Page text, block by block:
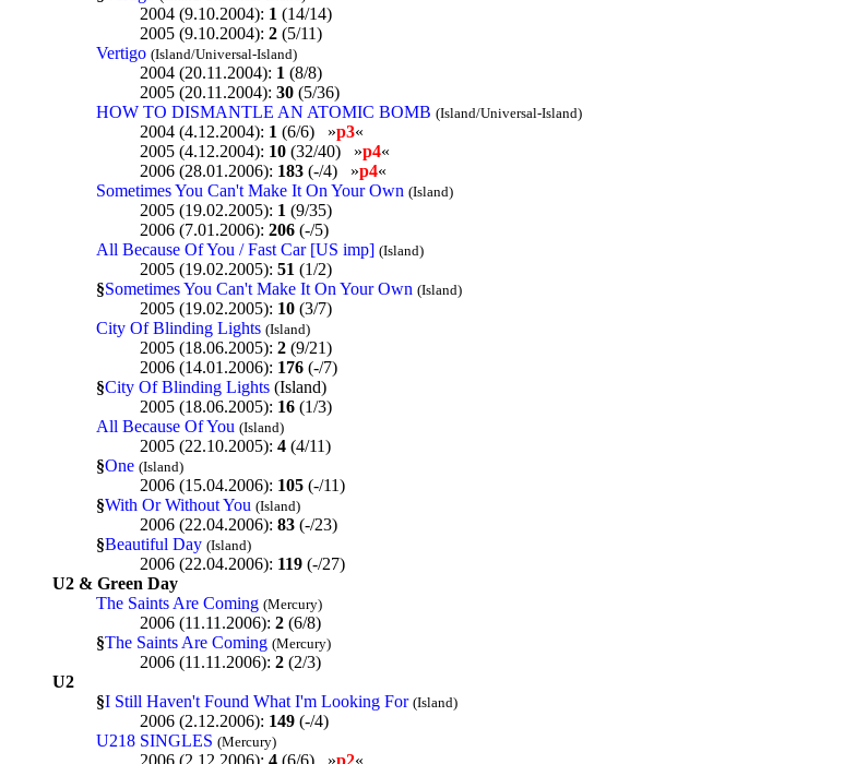
2004 (9.10.2004): 1 (14/14)
2005 (9.10.2004): 2 (5/11)
Vertigo (Island/Universal-Island)
2004 (20.11.2004): 1 (8/8)
2005 (20.11.2004): 30 (5/36)
HOW TO DISMANTLE AN ATOMIC BOMB (Island/Universal-Island)
2004 (4.12.2004): 1 (6/6) »p3«
2005 (4.12.2004): 10 (32/40) »p4«
2006 (28.01.2006): 183 (-/4) »p4«
Sometimes You Can't Make It On Your Own (Island)
2005 (19.02.2005): 1 (9/35)
2006 (7.01.2006): 206 (-/5)
All Because Of You / Fast Car [US imp] (Island)
2005 (19.02.2005): 51 (1/2)
§Sometimes You Can't Make It On Your Own (Island)
2005 (19.02.2005): 10 (3/7)
City Of Blinding Lights (Island)
2005 (18.06.2005): 2 (9/21)
2006 (14.01.2006): 176 (-/7)
§City Of Blinding Lights (Island)
2005 (18.06.2005): 16 (1/3)
All Because Of You (Island)
2005 (22.10.2005): 4 (4/11)
§One (Island)
2006 (15.04.2006): 105 (-/11)
§With Or Without You (Island)
2006 (22.04.2006): 83 (-/23)
§Beautiful Day (Island)
2006 (22.04.2006): 119 (-/27)
U2 & Green Day
The Saints Are Coming (Mercury)
2006 (11.11.2006): 2 (6/8)
§The Saints Are Coming (Mercury)
2006 (11.11.2006): 2 (2/3)
U2
§I Still Haven't Found What I'm Looking For (Island)
2006 (2.12.2006): 149 (-/4)
U218 SINGLES (Mercury)
2006 (2.12.2006): 4 (6/6) »p2«